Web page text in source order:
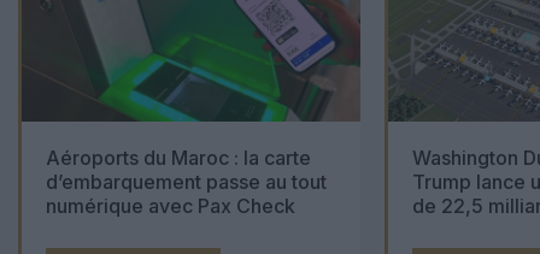
Aéroports du Maroc : la carte
d’embarquement passe au tout
numérique avec Pax Check
Washington
Trump lance
de 22,5